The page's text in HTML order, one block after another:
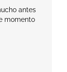
antes
momento